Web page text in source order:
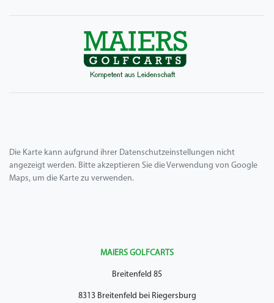
Die Karte kann aufgrund ihrer Datenschutzeinstellungen nicht
angezeigt werden. Bitte akzeptieren Sie die Verwendung von Google
Maps, um die Karte zu verwenden.
MAIERS GOLFCARTS
Breitenfeld 85
8313 Breitenfeld bei Riegersburg